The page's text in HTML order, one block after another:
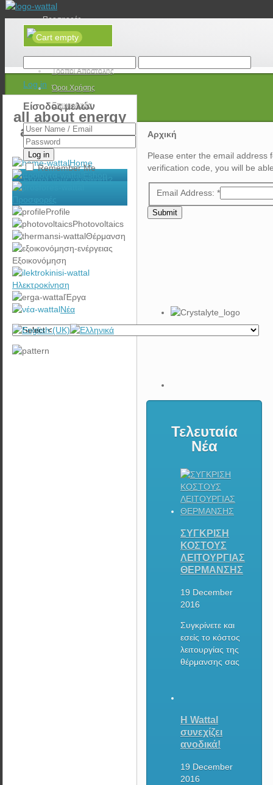
Προσφορές
Νέα
Τρόποι Αποστολής
Όροι Χρήσης
Επικοινωνία
Cart empty
Log in
Είσοδος μελών
Log in
Remember Me
Forgot your password?
Αρχική
Please enter the email address
verification code, you will be
Email Address: *
Submit
all about energy
and e-mobility
Home
Προσφορές
Profile
Photovoltaics
Θέρμανση
Εξοικονόμηση
Ηλεκτροκίνηση
Έργα
Νέα
Τελευταία
Νέα
ΣΥΓΚΡΙΣΗ
ΚΟΣΤΟΥΣ
ΛΕΙΤΟΥΡΓΙΑΣ
ΘΕΡΜΑΝΣΗΣ
19 December
2016
Συγκρίνετε και
εσείς το κόστος
λειτουργίας της
θέρμανσης σας
Η Wattal
συνεχίζει
ανοδικά!
19 December
2016